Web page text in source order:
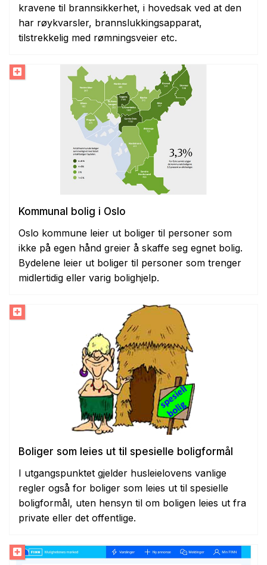
kravene til brannsikkerhet, i hovedsak ved at den
har røykvarsler, brannslukkingsapparat,
tilstrekkelig med rømningsveier etc.
Kommunal bolig i Oslo
Oslo kommune leier ut boliger til personer som
ikke på egen hånd greier å skaffe seg egnet bolig.
Bydelene leier ut boliger til personer som trenger
midlertidig eller varig bolighjelp.
Boliger som leies ut til spesielle boligformål
I utgangspunktet gjelder husleielovens vanlige
regler også for boliger som leies ut til spesielle
boligformål, uten hensyn til om boligen leies ut fra
private eller det offentlige.